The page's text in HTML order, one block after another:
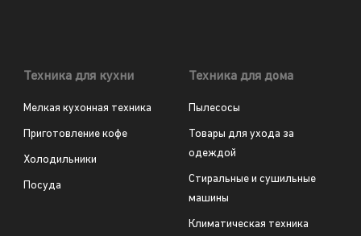
Техника для кухни
Мелкая кухонная техника
Приготовление кофе
Холодильники
Посуда
Техника для дома
Пылесосы
Товары для ухода за
одеждой
Стиральные и сушильные
машины
Климатическая техника